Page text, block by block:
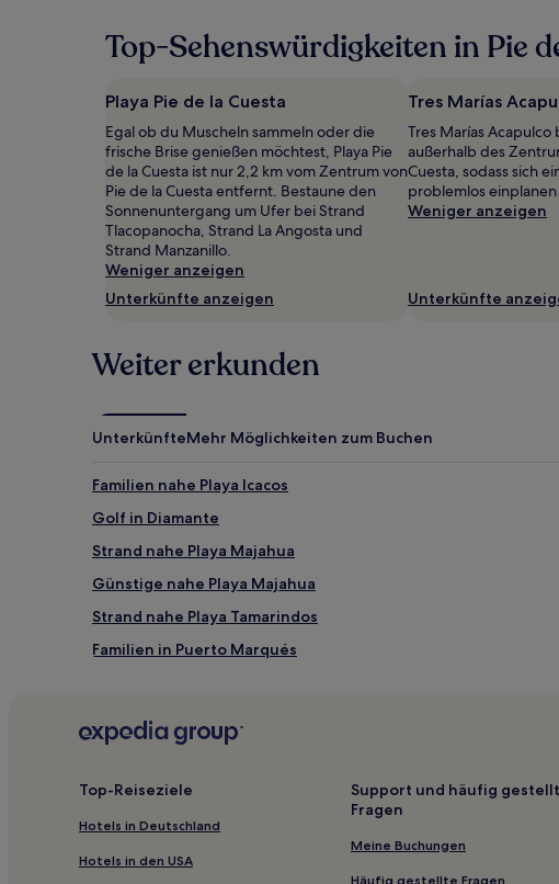
letzten
24 Stunden
einen
Aufenthalt
mit
1 Übernachtung
von
2 Erwachsenen
gefunden
wurde.
Preise
und
Verfügbarkeiten
ändern.
zusätzliche
Bedingungen
Top-Sehenswürdigkeiten in Pie
Playa Pie de la Cuesta
Egal ob du Muscheln sammeln oder die
frische Brise genießen möchtest, Playa Pie
de la Cuesta ist nur 2,2 km vom Zentrum von
Pie de la Cuesta entfernt. Bestaune den
Sonnenuntergang um Ufer bei Strand
Tlacopanocha, Strand La Angosta und
Strand Manzanillo.
Weniger anzeigen
Unterkünfte anzeigen
Tres Marías
Tres Marías
außerhalb des
Cuesta, sodass sich
problemlos einplanen
Weniger anzeigen
Unterkünfte
Weiter erkunden
UnterkünfteMehr Möglichkeiten zum Buchen
Familien nahe Playa Icacos
Golf in Diamante
Strand nahe Playa Majahua
Günstige nahe Playa Majahua
Strand nahe Playa Tamarindos
Familien in Puerto Marqués
Lgbtqia-Freundliche in Acapulco
Hotels mit Pool in Acapulco
Hotels mit Pool nahe Playa Papagayo
Top-Reiseziele
Hotels in Deutschland
Hotels in den USA
Support und häufig
Fragen
Meine Buchungen
Häufig gestellte Fragen